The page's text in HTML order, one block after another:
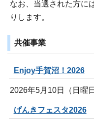
なお、当選された方に
りします。
共催事業
Enjoy手賀沼！2026
2026年5月10日（日曜日
げんきフェスタ2026